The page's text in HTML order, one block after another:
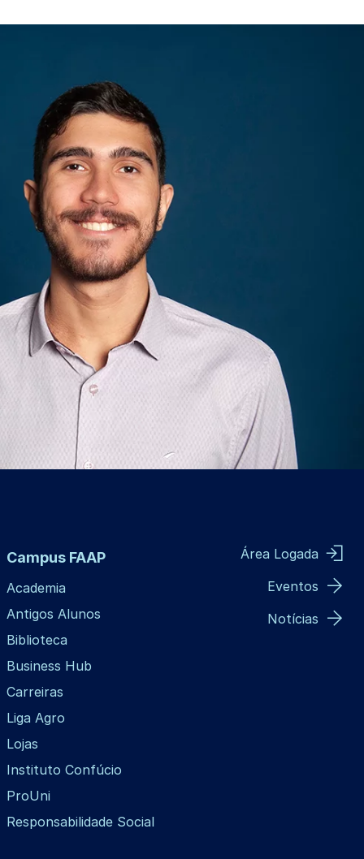
Campus FAAP
Academia
Antigos Alunos
Biblioteca
Business Hub
Carreiras
Liga Agro
Lojas
Instituto Confúcio
ProUni
Responsabilidade Social
Área Logada
Eventos
Notícias